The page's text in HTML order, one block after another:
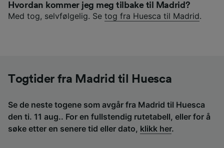
Hvordan kommer jeg meg tilbake til Madrid?
Med tog, selvfølgelig. Se tog fra Huesca til Madrid.
Togtider fra Madrid til Huesca
Se de neste togene som avgår fra Madrid til Huesca
den ti. 11 aug.. For en fullstendig rutetabell, eller for å
søke etter en senere tid eller dato, klikk her.